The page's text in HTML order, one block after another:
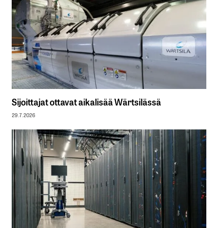
Sijoittajat ottavat aikalisää Wärtsilässä
29.7.2026